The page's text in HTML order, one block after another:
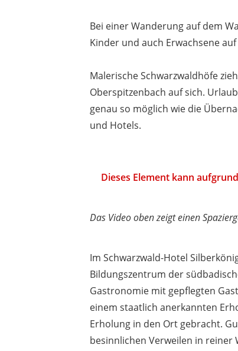
Bei einer Wanderung auf dem
Kinder und auch Erwachsene
Malerische Schwarzwaldhöfe
Oberspitzenbach auf sich.
genau so möglich wie die
und Hotels.
Dieses Element kann
Das Video oben zeigt einen
Im Schwarzwald-Hotel
Bildungszentrum der
Gastronomie mit gepflegten
einem staatlich anerkannten
Erholung in den Ort gebracht.
besinnlichen Verweilen in reiner